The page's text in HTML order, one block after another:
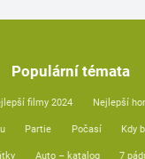
Populární témata
filmy 2024 Nejlepší
Partie Počasí Kdy
Auto – katalog 7